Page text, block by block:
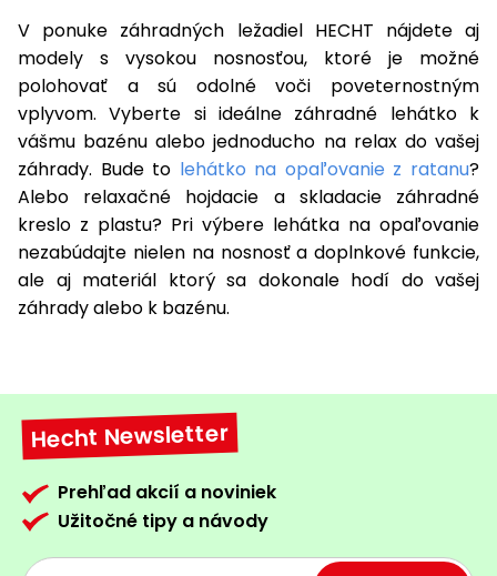
V ponuke záhradných ležadiel HECHT nájdete aj
modely s vysokou nosnosťou, ktoré je možné
polohovať a sú odolné voči poveternostným
vplyvom. Vyberte si ideálne záhradné lehátko k
vášmu bazénu alebo jednoducho na relax do vašej
záhrady. Bude to lehátko na opaľovanie z ratanu?
Alebo relaxačné hojdacie a skladacie záhradné
kreslo z plastu? Pri výbere lehátka na opaľovanie
nezabúdajte nielen na nosnosť a doplnkové funkcie,
ale aj materiál ktorý sa dokonale hodí do vašej
záhrady alebo k bazénu.
Hecht Newsletter
Prehľad akcií a noviniek
Užitočné tipy a návody